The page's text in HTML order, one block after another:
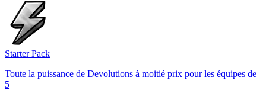
Starter Pack
Toute la puissance de Devolutions à moitié prix pour les équipes de
5